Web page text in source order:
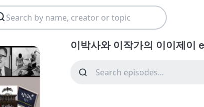
이박사와 이작가의 이이제이